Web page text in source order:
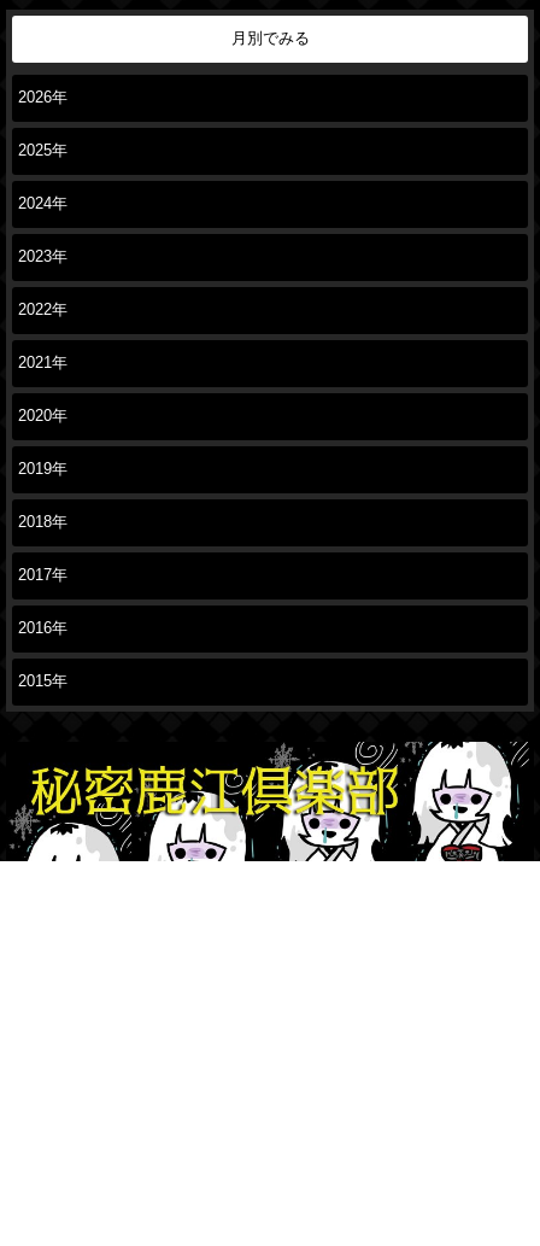
月別でみる
2026年
2025年
2024年
2023年
2022年
2021年
2020年
2019年
2018年
2017年
2016年
2015年